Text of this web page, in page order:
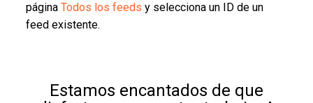
página Todos los feeds y selecciona un ID de un
feed existente.
Estamos encantados de que